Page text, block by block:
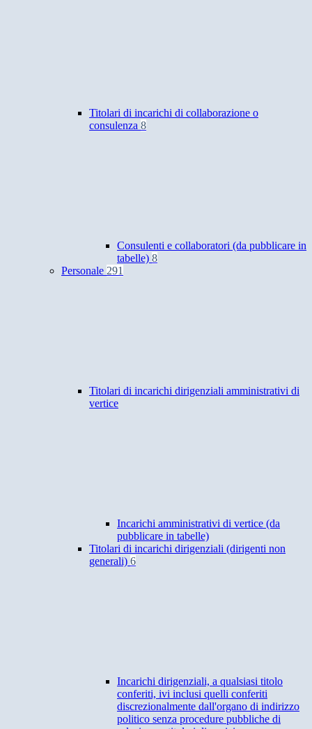
Titolari di incarichi di collaborazione o
consulenza 8
Consulenti e collaboratori (da pubblicare in
tabelle) 8
Personale 291
Titolari di incarichi dirigenziali amministrativi di
vertice
Incarichi amministrativi di vertice (da
pubblicare in tabelle)
Titolari di incarichi dirigenziali (dirigenti non
generali) 6
Incarichi dirigenziali, a qualsiasi titolo
conferiti, ivi inclusi quelli conferiti
discrezionalmente dall'organo di indirizzo
politico senza procedure pubbliche di